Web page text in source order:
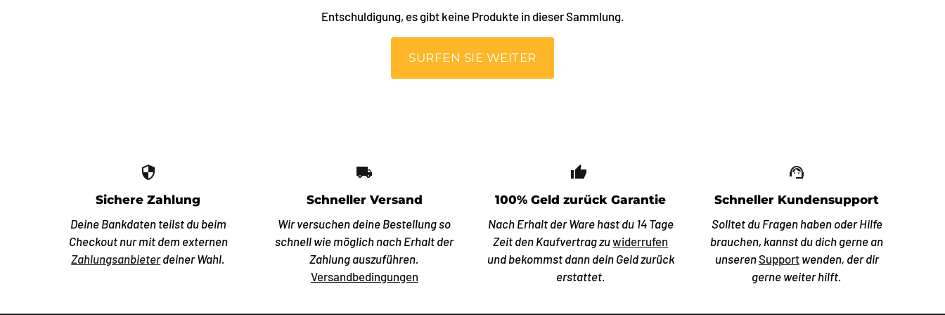
Entschuldigung, es gibt keine Produkte in dieser Sammlung.
SURFEN SIE WEITER
security
Sichere Zahlung
Deine Bankdaten teilst du beim
Checkout nur mit dem externen
Zahlungsanbieterdeiner Wahl.
local_shipping
Schneller Versand
Wir versuchen deine Bestellung so
schnell wie möglich nach Erhalt der
Zahlung auszuführen.
Versandbedingungen
thumb_up_off_alt
100% Geld zurück Garantie
Nach Erhalt der Ware hast du 14 Tage
Zeit den Kaufvertrag zuwiderrufen
und bekommst dann dein Geld zurück
erstattet.
support_agent
Schneller Kundensupport
Solltet du Fragen haben oder Hilfe
brauchen, kannst du dich gerne an
unserenSupport wenden, der dir
gerne weiter hilft.